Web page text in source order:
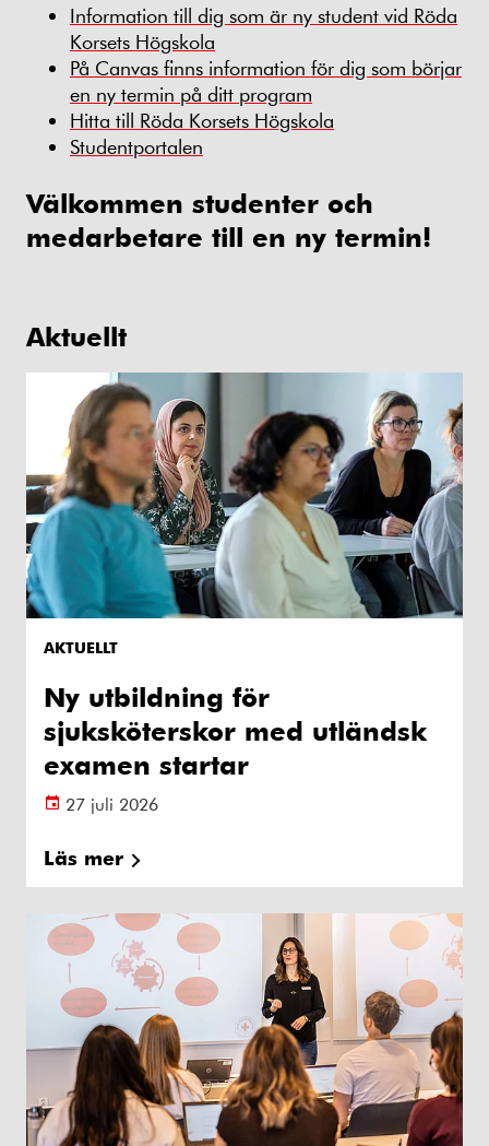
Information till dig som är ny student vid Röda
Korsets Högskola
På Canvas finns information för dig som börjar
en ny termin på ditt program
Hitta till Röda Korsets Högskola
Studentportalen
Välkommen studenter och
medarbetare till en ny termin!
Aktuellt
AKTUELLT
Ny utbildning för
sjuksköterskor med utländsk
examen startar
27 juli 2026
Läs mer